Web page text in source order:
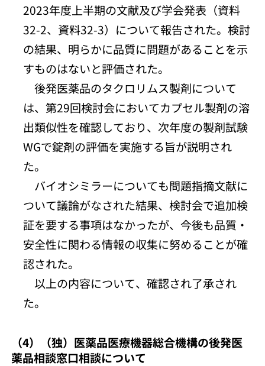
2023年度上半期の文献及び学会発表（資料
32-2、資料32-3）について報告された。検討
の結果、明らかに品質に問題があることを示
すものはないと評価された。
後発医薬品のタクロリムス製剤について
は、第29回検討会においてカプセル製剤の溶
出類似性を確認しており、次年度の製剤試験
WGで錠剤の評価を実施する旨が説明され
た。
バイオシミラーについても問題指摘文献に
ついて議論がなされた結果、検討会で追加検
証を要する事項はなかったが、今後も品質・
安全性に関わる情報の収集に努めることが確
認された。
以上の内容について、確認され了承され
た。
（4）（独）医薬品医療機器総合機構の後発医
薬品相談窓口相談について